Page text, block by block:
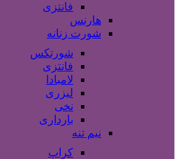
فانتزی
هارنس
شورت زنانه
شورتکس
فانتزی
لامبادا
لیزری
نخی
بارداری
نیم تنه
کراپ